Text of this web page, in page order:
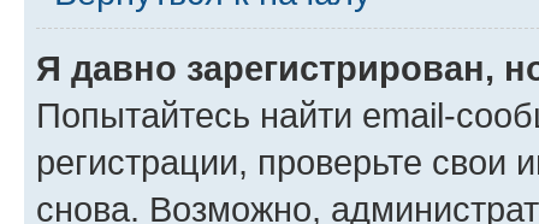
Я давно зарегистрирован,
Попытайтесь найти email-
регистрации, проверьте свои
снова. Возможно,